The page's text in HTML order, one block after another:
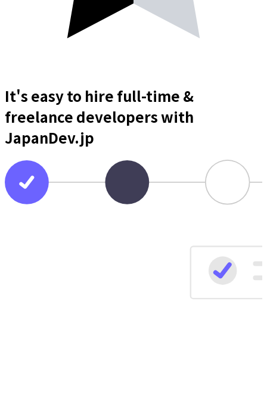
It's easy to hire full-time &
freelance developerswith
JapanDev.jp